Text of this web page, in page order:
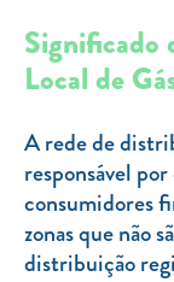
Mais
SERVIÇOS
JUNTE-SE A
TARIFA
APP MOBILE
Significado
Local de
A rede de
responsável
consumidores
zonas que não
distribuição